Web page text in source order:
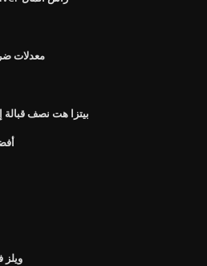
معدلات
بيتزا هت نصف قبالة
ويلز